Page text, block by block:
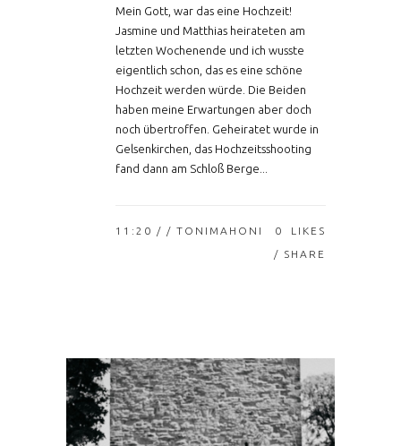
Mein Gott, war das eine Hochzeit!
Jasmine und Matthias heirateten am
letzten Wochenende und ich wusste
eigentlich schon, das es eine schöne
Hochzeit werden würde. Die Beiden
haben meine Erwartungen aber doch
noch übertroffen. Geheiratet wurde in
Gelsenkirchen, das Hochzeitsshooting
fand dann am Schloß Berge...
11:20 / / TONIMAHONI 0
LIKES
SHARE